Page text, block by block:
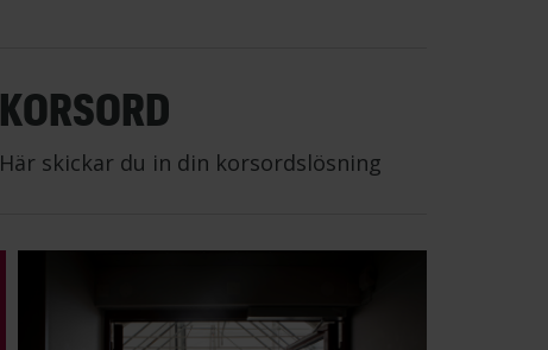
KORSORD
Här skickar du in din korsordslösning